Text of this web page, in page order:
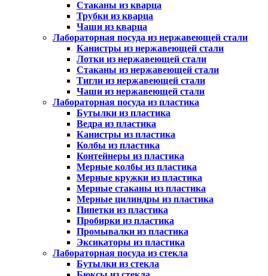
Стаканы из кварца
Трубки из кварца
Чаши из кварца
Лабораторная посуда из нержавеющей стали
Канистры из нержавеющей стали
Лотки из нержавеющей стали
Стаканы из нержавеющей стали
Тигли из нержавеющей стали
Чаши из нержавеющей стали
Лабораторная посуда из пластика
Бутылки из пластика
Ведра из пластика
Канистры из пластика
Колбы из пластика
Контейнеры из пластика
Мерные колбы из пластика
Мерные кружки из пластика
Мерные стаканы из пластика
Мерные цилиндры из пластика
Пипетки из пластика
Пробирки из пластика
Промывалки из пластика
Эксикаторы из пластика
Лабораторная посуда из стекла
Бутылки из стекла